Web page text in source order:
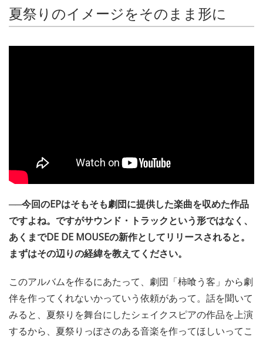
夏祭りのイメージをそのまま形に
──今回のEPはそもそも劇団に提供した楽曲を収めた作品
ですよね。ですがサウンド・トラックという形ではなく、
あくまでDE DE MOUSEの新作としてリリースされると。
まずはその辺りの経緯を教えてください。
このアルバムを作るにあたって、劇団「柿喰う客」から劇
伴を作ってくれないかっていう依頼があって。話を聞いて
みると、夏祭りを舞台にしたシェイクスピアの作品を上演
するから、夏祭りっぽさのある音楽を作ってほしいってこ